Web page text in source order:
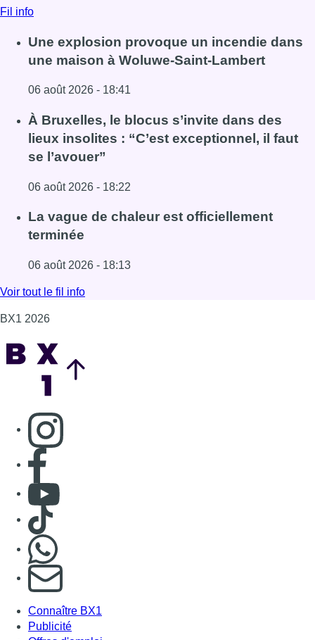
06 août 2026 - 18:22
Lire l'article À Bruxelles, le blocus s’invite dans des lieux
La vague de chaleur est officiellement
terminée
06 août 2026 - 18:13
Lire l'article La vague de chaleur est officiellement
Voir tout le fil info
BX1 2026
Consulter page Instagram
Nous rejoindre sur Whatsapp
Connaître BX1
Publicité
Offres d'emploi
Mentions légales
Politique de cookies (UE)
Gérer les cookies